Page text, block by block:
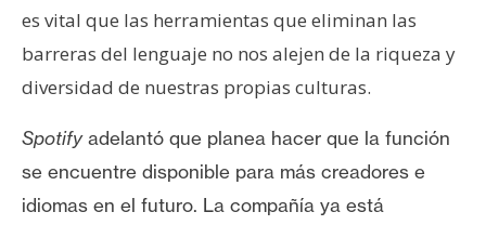
es vital que las herramientas que eliminan las
barreras del lenguaje no nos alejen de la riqueza y
diversidad de nuestras propias culturas.
Spotifyadelantó que planea hacer que la función
se encuentre disponible para más creadores e
idiomas en el futuro. La compañía ya está